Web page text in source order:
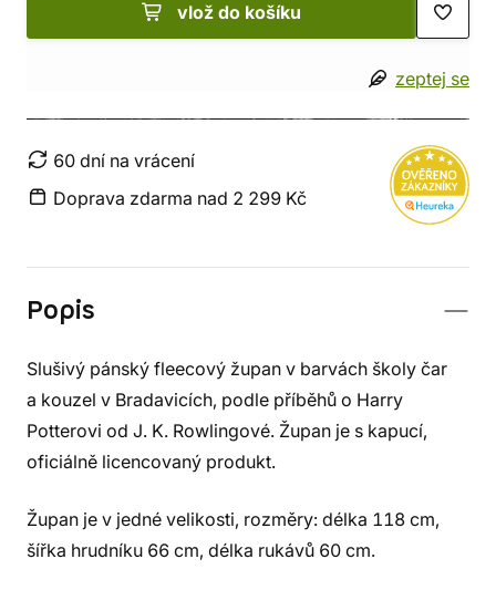
vlož do košíku
zeptej se
60 dní na vrácení
Doprava zdarma nad 2 299 Kč
Popis
Slušivý pánský fleecový župan v barvách školy čar
a kouzel v Bradavicích, podle příběhů o Harry
Potterovi od J. K. Rowlingové. Župan je s kapucí,
oficiálně licencovaný produkt.
Župan je v jedné velikosti, rozměry: délka 118 cm,
šířka hrudníku 66 cm, délka rukávů 60 cm.